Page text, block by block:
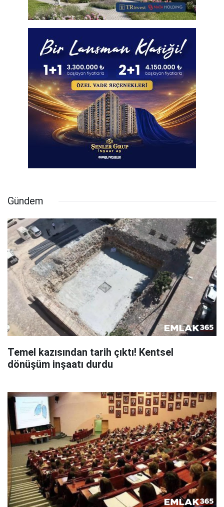
Gündem
Temel kazısından tarih çıktı! Kentsel
dönüşüm inşaatı durdu